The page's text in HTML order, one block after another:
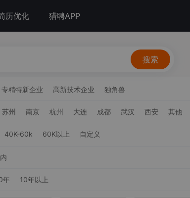
历优化 猎聘APP
搜索
专精特新企业 高新技术企业 独角兽
苏州 南京 杭州 大连 成都 武汉 西安 其他
40K-60k 60K以上 自定义
年 10年以上